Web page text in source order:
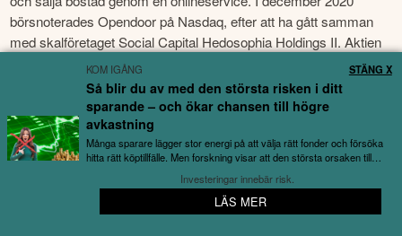
börsnoterades Opendoor på Nasdaq, efter att ha gått samman
med skalföretaget Social Capital Hedosophia Holdings II. Aktien
ökade i värde med 6 procent under första handelsdagen. Kursen
sjönk följande dag med ca 6 procent.
Läs mer och handla aktier i OpenDoor.
Polestar (tidigare Gores Guggenheim SPAC)
tog steget till Nasdaq-börsen genom
SPAC-bolaget Gores Guggenheim på svenska midsommarafton
2022. Polestar är ett svensk bilmärke som tillverkar hybrid- och
📱 Kom igång med bolagsbevakning på 3 minuter
KOM IGÅNG
Så blir du av med den största risken i ditt
sparande – och ökar chansen till högre
avkastning
Många sparare lägger stor energi på att välja rätt fonder och försöka
hitta rätt köptillfälle. Men forskning visar att den största orsaken till
utebliven avkastning...Investeringar innebär risk.
LÄS MER
STÄNG X